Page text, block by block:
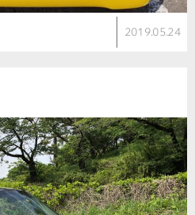
2019.05.24